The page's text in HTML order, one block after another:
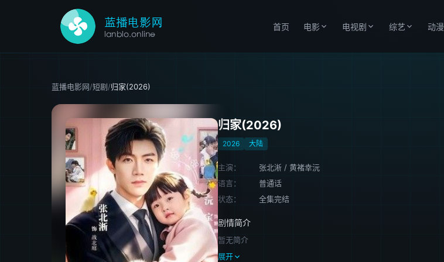
首页 电影 电视剧 综艺 动漫
蓝播电影网/短剧/归家(2026)
归家(2026)
2026 大陆
主演： 张北淅 / 黄褚幸沅
语言：
普通话
状态：
全集完结
剧情简介
暂无简介
展开